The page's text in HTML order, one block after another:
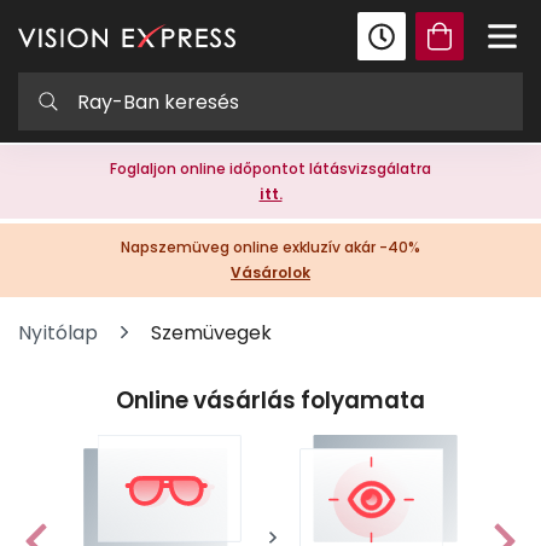
Foglaljon online időpontot látásvizsgálatra
itt.
Napszemüveg online exkluzív akár -40%
Vásárolok
Nyitólap Szemüvegek
Online vásárlás folyamata